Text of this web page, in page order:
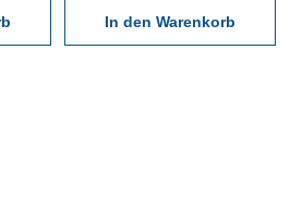
In den Warenkorb